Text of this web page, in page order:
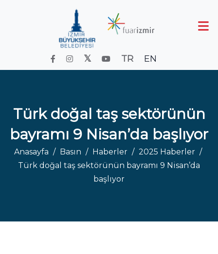
TR EN
Türk doğal taş sektörünün
bayramı 9 Nisan’da başlıyor
Anasayfa Basın Haberler
2025 Haberler
Türk doğal taş sektörünün bayramı 9 Nisan’da
başlıyor